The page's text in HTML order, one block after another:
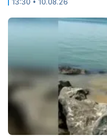
13:30 • 10.08.26